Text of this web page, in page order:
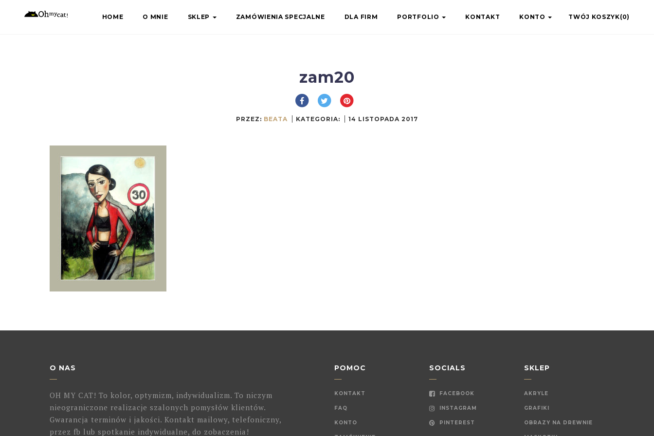
HOME O MNIE SKLEP ZAMÓWIENIA SPECJALNE DLA FIRM PORTFOLIO KONTAKT KONTO TWÓJ KOSZYK(0)
zam20
PRZEZ: BEATA KATEGORIA: 14 LISTOPADA 2017
O NAS
OH MY CAT! To kolor, optymizm, indywidualizm. To niczym
nieograniczone realizacje szalonych pomysłów klientów.
Gwarancja terminów i jakości. Kontakt mailowy, telefoniczny,
przez fb lub spotkanie indywidualne, do zobaczenia!
POMOC
KONTAKT
FAQ
KONTO
SOCIALS
FACEBOOK
INSTAGRAM
PINTEREST
SKLEP
AKRYLE
GRAFIKI
OBRAZY NA DREWNIE